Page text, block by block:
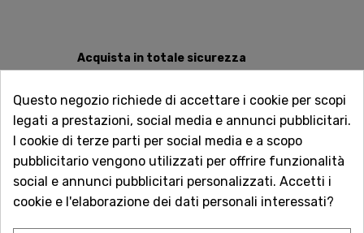
Acquista in totale sicurezza
1.000 recensioni dei nostri clienti.
Spedizioni rapide
Consegna in tutta Italia in 5 giorni
dall'ordine
Servizio Clienti sempre con te
Questo negozio richiede di accettare i cookie per scopi
legati a prestazioni, social media e annunci pubblicitari.
I cookie di terze parti per social media e a scopo
pubblicitario vengono utilizzati per offrire funzionalità
social e annunci pubblicitari personalizzati. Accetti i
cookie e l'elaborazione dei dati personali interessati?